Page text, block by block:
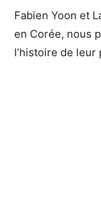
Fabien Yoon et
en Corée, nous
l’histoire de leur